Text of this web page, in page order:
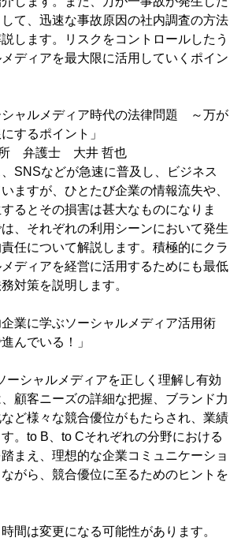
て、迅速な事故原因の社内調査の方法
します。リスクをコントロールしたう
ディアを最大限に活用していくポイン
シャルメディア時代の法律問題 ～万が
するポイント」
所 弁護士 大井 哲也
SNSなどが急速に普及し、ビジネス
ますが、ひとたび企業の情報流失や、
るとその損害は甚大なものになりま
、それぞれの利用シーンにおいて発生
任について解説します。積極的にクラ
ディアを経営に活用するためにも最低
対策を説明します。
企業に学ぶソーシャルメディア活用術
んでいる！」
ーシャルメディアを正しく理解し有効
顧客ニーズの詳細な把握、ブランド力
ど様々な競合優位がもたらされ、業績
。to B、to Cそれぞれの分野における
まえ、理想的な企業コミュニケーショ
がら、競合優位に至るためのヒントを
間は変更になる可能性があります。